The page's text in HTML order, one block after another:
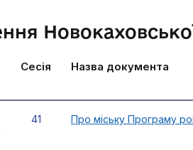
Сесія Назва документа
41 Про міську Програму